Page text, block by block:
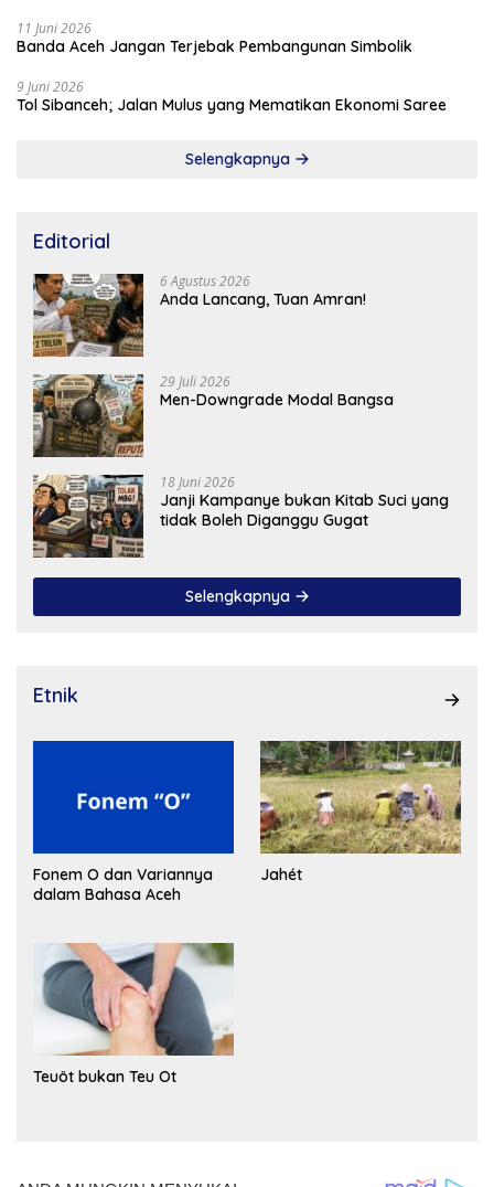
11 Juni 2026
Banda Aceh Jangan Terjebak Pembangunan Simbolik
9 Juni 2026
Tol Sibanceh; Jalan Mulus yang Mematikan Ekonomi Saree
Selengkapnya
Editorial
6 Agustus 2026
Anda Lancang, Tuan Amran!
29 Juli 2026
Men-Downgrade Modal Bangsa
18 Juni 2026
Janji Kampanye bukan Kitab Suci yang
tidak Boleh Diganggu Gugat
Selengkapnya
Etnik
Fonem O dan Variannya
dalam Bahasa Aceh
Jahét
Teuöt bukan Teu Ot